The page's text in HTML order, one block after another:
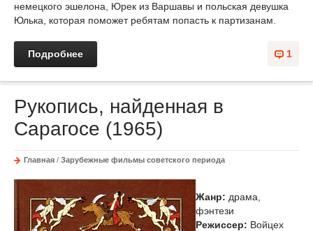
немецкого эшелона, Юрек из Варшавы и польская девушка
Юлька, которая поможет ребятам попасть к партизанам.
1
Подробнее
Рукопись, найденная в
Сарагосе (1965)
Главная / Зарубежные фильмы советского периода
Жанр: драма,
фэнтези
Режиссер: Войцех